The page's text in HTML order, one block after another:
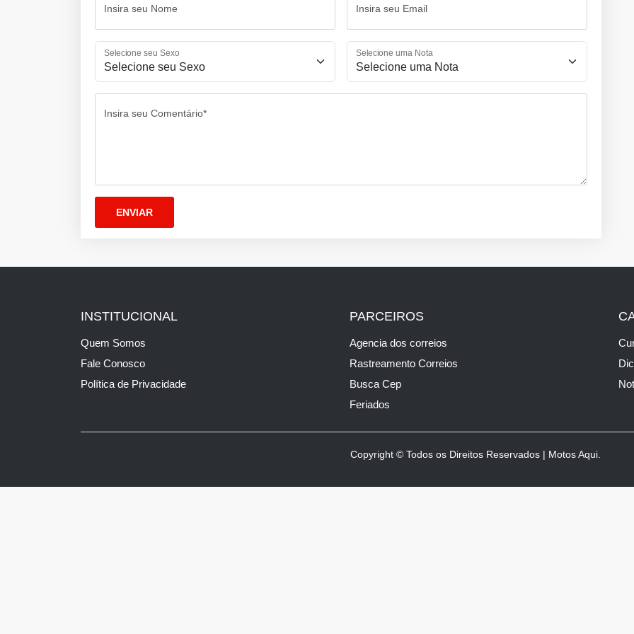
Insira seu Nome Insira seu Email
Selecione seu Sexo Selecione uma Nota
Insira seu Comentário*
INSTITUCIONAL
Quem Somos
Fale Conosco
Política de Privacidade
PARCEIROS
Agencia dos correios
Rastreamento Correios
Busca Cep
Feriados
Copyright © Todos os Direitos Reservados | Motos Aqui.